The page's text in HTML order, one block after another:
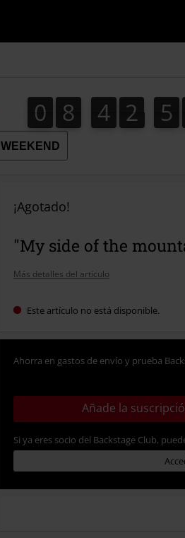
0
0 8
8 4
4 2
2 5
5
WEEKEND
¡Agotado!
"My side of the
Más detalles del artículo
Este artículo no está disponible.
Ahorra en gastos de envío y prueba
Añade la
Si ya eres socio del Backstage Club,